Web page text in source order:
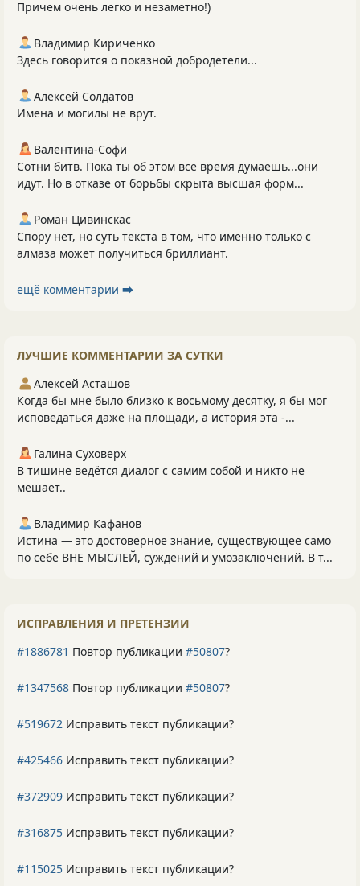
Причем очень легко и незаметно!)
Владимир Кириченко
Здесь говорится о показной добродетели...
Алексей Солдатов
Имена и могилы не врут.
Валентина-Софи
Сотни битв. Пока ты об этом все время думаешь...они
идут. Но в отказе от борьбы скрыта высшая форм...
Роман Цивинскас
Спору нет, но суть текста в том, что именно только с
алмаза может получиться бриллиант.
ещё комментарии ⮕
ЛУЧШИЕ КОММЕНТАРИИ ЗА СУТКИ
Алексей Асташов
Когда бы мне было близко к восьмому десятку, я бы мог
исповедаться даже на площади, а история эта -...
Галина Суховерх
В тишине ведётся диалог с самим собой и никто не
мешает..
Владимир Кафанов
Истина — это достоверное знание, существующее само
по себе ВНЕ МЫСЛЕЙ, суждений и умозаключений. В т...
ИСПРАВЛЕНИЯ И ПРЕТЕНЗИИ
#1886781 Повтор публикации #50807?
#1347568 Повтор публикации #50807?
#519672 Исправить текст публикации?
#425466 Исправить текст публикации?
#372909 Исправить текст публикации?
#316875 Исправить текст публикации?
#115025 Исправить текст публикации?